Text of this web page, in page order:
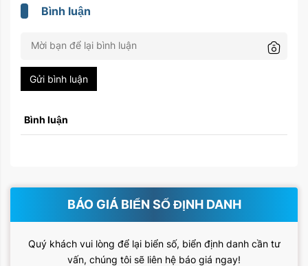
Bình luận
Gửi bình luận
Bình luận
BÁO GIÁ BIỂN SỐ ĐỊNH DANH
Quý khách vui lòng để lại biển số, biển định danh cần tư
vấn, chúng tôi sẽ liên hệ báo giá ngay!